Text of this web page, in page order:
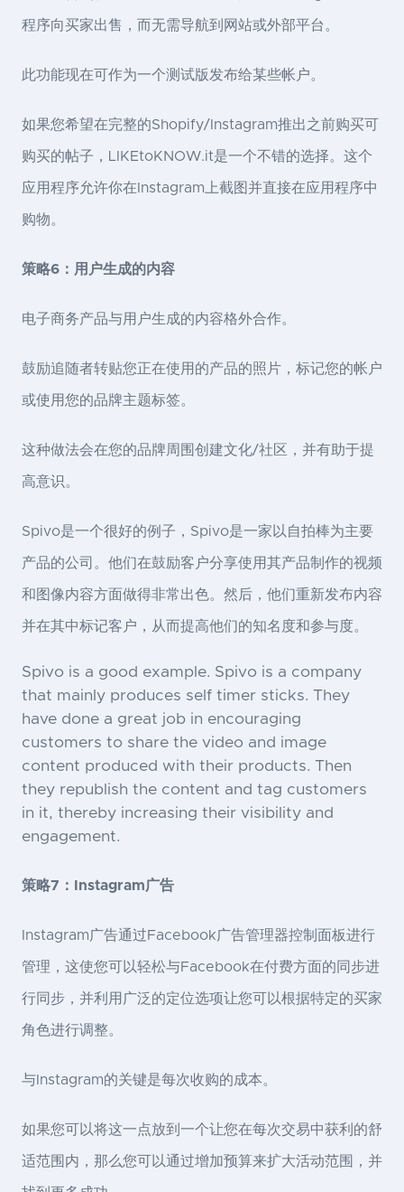
程序向买家出售，而无需导航到网站或外部平台。
此功能现在可作为一个测试版发布给某些帐户。
如果您希望在完整的Shopify/Instagram推出之前购买可
购买的帖子，LIKEtoKNOW.it是一个不错的选择。这个
应用程序允许你在Instagram上截图并直接在应用程序中
购物。
策略6：用户生成的内容
电子商务产品与用户生成的内容格外合作。
鼓励追随者转贴您正在使用的产品的照片，标记您的帐户
或使用您的品牌主题标签。
这种做法会在您的品牌周围创建文化/社区，并有助于提
高意识。
Spivo是一个很好的例子，Spivo是一家以自拍棒为主要
产品的公司。他们在鼓励客户分享使用其产品制作的视频
和图像内容方面做得非常出色。然后，他们重新发布内容
并在其中标记客户，从而提高他们的知名度和参与度。
Spivo is a good example. Spivo is a company
that mainly produces self timer sticks. They
have done a great job in encouraging
customers to share the video and image
content produced with their products. Then
they republish the content and tag customers
in it, thereby increasing their visibility and
engagement.
策略7：Instagram广告
Instagram广告通过Facebook广告管理器控制面板进行
管理，这使您可以轻松与Facebook在付费方面的同步进
行同步，并利用广泛的定位选项让您可以根据特定的买家
角色进行调整。
与Instagram的关键是每次收购的成本。
如果您可以将这一点放到一个让您在每次交易中获利的舒
适范围内，那么您可以通过增加预算来扩大活动范围，并